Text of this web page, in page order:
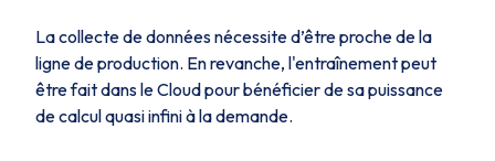
La collecte de données nécessite d’être proche de la
ligne de production. En revanche, l'entraînement peut
être fait dans le Cloud pour bénéficier de sa puissance
de calcul quasi infini à la demande.